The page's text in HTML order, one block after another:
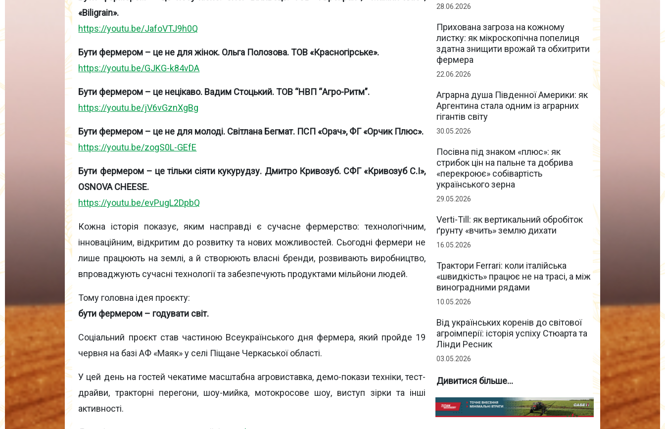
28.06.2026
Прихована загроза на кожному
листку: як мікроскопічна попелиця
здатна знищити врожай та обхитрити
фермера
22.06.2026
Аграрна душа Південної Америки: як
Аргентина стала одним із аграрних
гігантів світу
30.05.2026
Посівна під знаком «плюс»: як
стрибок цін на пальне та добрива
«перекроює» собівартість
українського зерна
29.05.2026
Verti-Till: як вертикальний обробіток
ґрунту «вчить» землю дихати
16.05.2026
Трактори Ferrari: коли італійська
«швидкість» працює не на трасі, а між
виноградними рядами
10.05.2026
Від українських коренів до світової
агроімперії: історія успіху Стюарта та
Лінди Ресник
03.05.2026
Дивитися більше...
«Biligrain».
https://youtu.be/JafoVTJ9h0Q
Бути фермером – це не для жінок. Ольга Полозова. ТОВ «Красногірське».
https://youtu.be/GJKG-k84vDA
Бути фермером – це нецікаво. Вадим Стоцький. ТОВ “НВП “Агро-Ритм”.
https://youtu.be/jV6vGznXgBg
Бути фермером – це не для молоді. Світлана Бегмат. ПСП «Орач», ФГ «Орчик Плюс».
https://youtu.be/zogS0L-GEfE
Бути фермером – це тільки сіяти кукурудзу. Дмитро Кривозуб. СФГ «Кривозуб С.І»,
OSNOVA CHEESE.
https://youtu.be/evPugL2DpbQ
Кожна історія показує, яким насправді є сучасне фермерство: технологічним,
інноваційним, відкритим до розвитку та нових можливостей. Сьогодні фермери не
лише працюють на землі, а й створюють власні бренди, розвивають виробництво,
впроваджують сучасні технології та забезпечують продуктами мільйони людей.
Тому головна ідея проєкту:
бути фермером – годувати світ.
Соціальний проєкт став частиною Всеукраїнського дня фермера, який пройде 19
червня на базі АФ «Маяк» у селі Піщане Черкаської області.
У цей день на гостей чекатиме масштабна агровиставка, демо-покази техніки, тест-
драйви, тракторні перегони, шоу-мийка, мотокросове шоу, виступ зірки та інші
активності.